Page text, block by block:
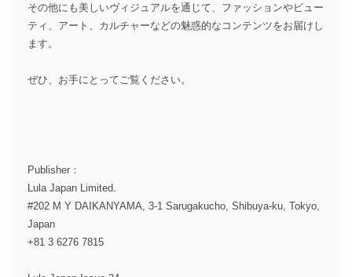
その他にも美しいヴィジュアルを通じて、ファッションやビュー
ティ、アート、カルチャーなどの魅惑的なコンテンツをお届けし
ます。
ぜひ、お手にとってご覧ください。
Publisher：
Lula Japan Limited.
#202 M Y DAIKANYAMA, 3-1 Sarugakucho, Shibuya-ku, Tokyo,
Japan
+81 3 6276 7815